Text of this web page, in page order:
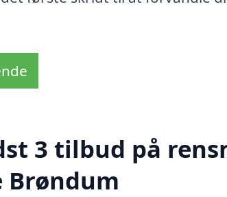
3 tilbud på